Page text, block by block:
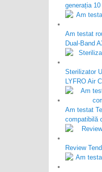
generația
Am testat
Dual-Band
Sterilizator
LYFRO Air
Am testat
compatibilă
Review